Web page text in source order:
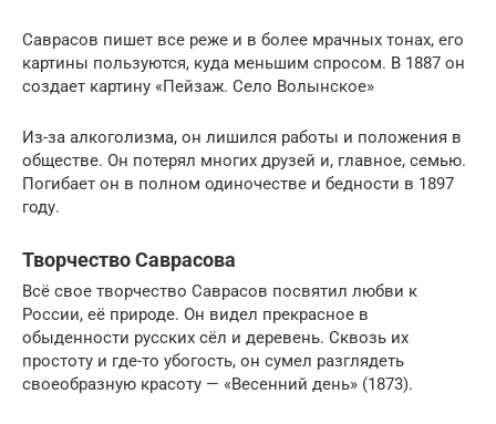
Саврасов пишет все реже и в более мрачных тонах, его
картины пользуются, куда меньшим спросом. В 1887 он
создает картину «Пейзаж. Село Волынское»
Из-за алкоголизма, он лишился работы и положения в
обществе. Он потерял многих друзей и, главное, семью.
Погибает он в полном одиночестве и бедности в 1897
году.
Творчество Саврасова
Всё свое творчество Саврасов посвятил любви к
России, её природе. Он видел прекрасное в
обыденности русских сёл и деревень. Сквозь их
простоту и где-то убогость, он сумел разглядеть
своеобразную красоту — «Весенний день» (1873).